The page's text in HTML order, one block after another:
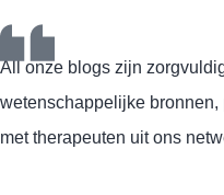
All onze blogs zijn
wetenschappelijke
met therapeuten uit ons